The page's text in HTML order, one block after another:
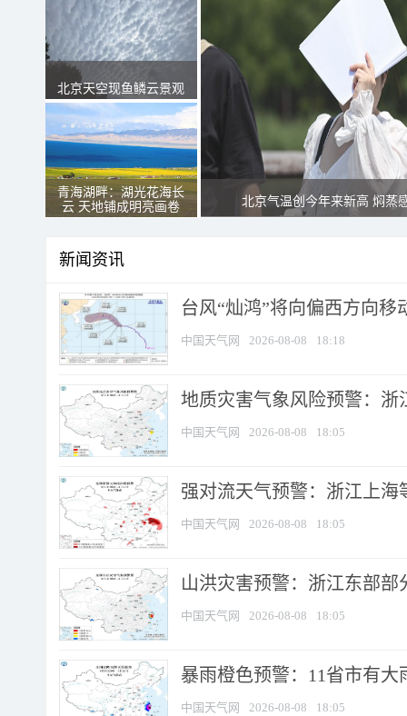
北京天空现鱼鳞云景观
青海湖畔：湖光花海长
云 天地铺成明亮画卷
北京气温创今年来新高 焖蒸
新闻资讯
台风“灿鸿”将向偏西方向移
中国天气网 2026-08-08 18:18
地质灾害气象风险预警：
中国天气网 2026-08-08 18:05
强对流天气预警：浙江上海
中国天气网 2026-08-08 18:05
山洪灾害预警：浙江东部
中国天气网 2026-08-08 18:05
暴雨橙色预警：11省市有
中国天气网 2026-08-08 18:05